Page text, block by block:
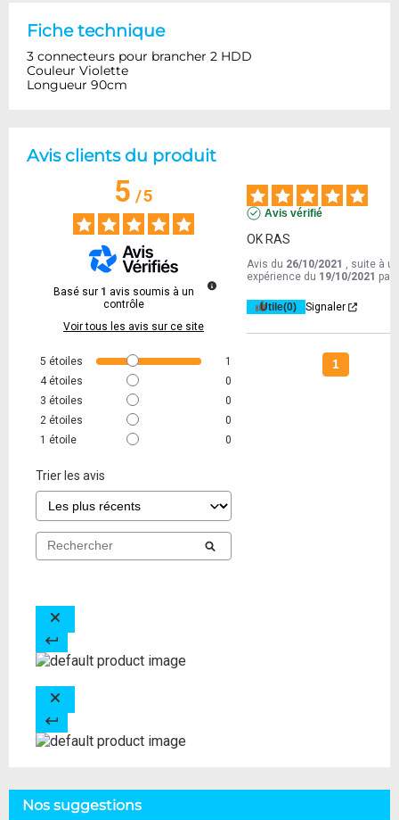
Fiche technique
3 connecteurs pour brancher 2 HDD
Couleur Violette
Longueur 90cm
Avis clients du produit
5/5
Basé sur 1 avis soumis à un
contrôle
Voir tous les avis sur ce site
5 étoiles
1
4 étoiles
0
3 étoiles
0
2 étoiles
0
1 étoile 0
Trier les avis
Avis vérifié
OK RAS
Avis du 26/10/2021 , suite à
expérience du 19/10/2021 par
Utile(0) Signaler
1
Nos suggestions